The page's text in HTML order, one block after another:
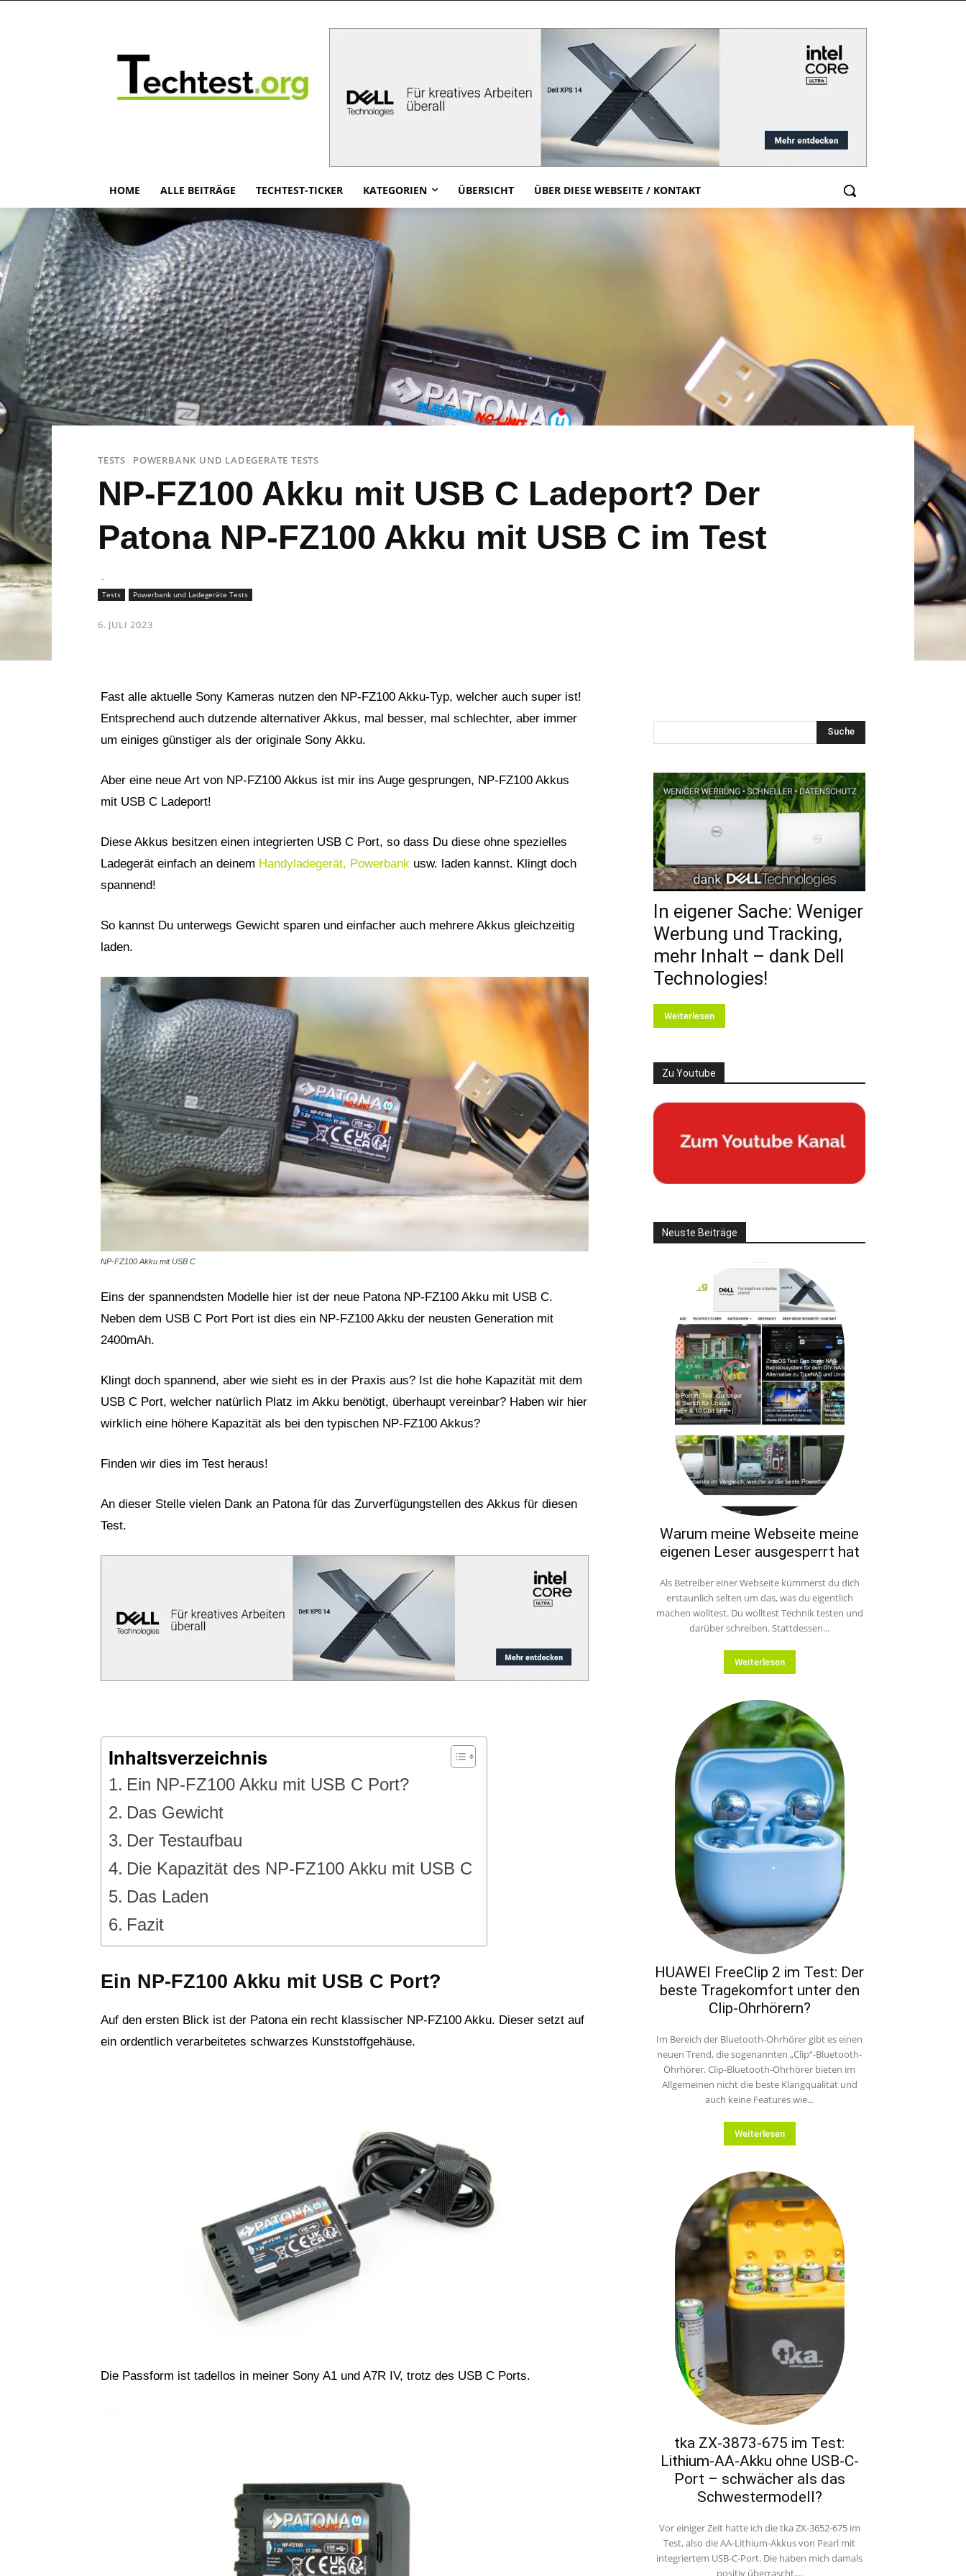
HOME ALLE BEITRÄGE TECHTEST-TICKER KATEGORIEN ÜBERSICHT ÜBER DIESE WEBSEITE / KONTAKT
TESTS POWERBANK UND LADEGERÄTE TESTS
NP-FZ100 Akku mit USB C Ladeport? Der
Patona NP-FZ100 Akku mit USB C im Test
-
Tests
Powerbank und Ladegeräte Tests
6. JULI 2023
Fast alle aktuelle Sony Kameras nutzen den NP-FZ100 Akku-Typ, welcher auch super ist!
Entsprechend auch dutzende alternativer Akkus, mal besser, mal schlechter, aber immer
um einiges günstiger als der originale Sony Akku.
Aber eine neue Art von NP-FZ100 Akkus ist mir ins Auge gesprungen, NP-FZ100 Akkus
mit USB C Ladeport!
Diese Akkus besitzen einen integrierten USB C Port, so dass Du diese ohne spezielles
Ladegerät einfach an deinem Handyladegerät, Powerbank usw. laden kannst. Klingt doch
spannend!
So kannst Du unterwegs Gewicht sparen und einfacher auch mehrere Akkus gleichzeitig
laden.
NP-FZ100 Akku mit USB C
Eins der spannendsten Modelle hier ist der neue Patona NP-FZ100 Akku mit USB C.
Neben dem USB C Port Port ist dies ein NP-FZ100 Akku der neusten Generation mit
2400mAh.
Klingt doch spannend, aber wie sieht es in der Praxis aus? Ist die hohe Kapazität mit dem
USB C Port, welcher natürlich Platz im Akku benötigt, überhaupt vereinbar? Haben wir hier
wirklich eine höhere Kapazität als bei den typischen NP-FZ100 Akkus?
Finden wir dies im Test heraus!
An dieser Stelle vielen Dank an Patona für das Zurverfügungstellen des Akkus für diesen
Test.
Inhaltsverzeichnis
Ein NP-FZ100 Akku mit USB C Port?
Das Gewicht
Der Testaufbau
Die Kapazität des NP-FZ100 Akku mit USB C
Das Laden
Fazit
Ein NP-FZ100 Akku mit USB C Port?
Auf den ersten Blick ist der Patona ein recht klassischer NP-FZ100 Akku. Dieser setzt auf
ein ordentlich verarbeitetes schwarzes Kunststoffgehäuse.
Die Passform ist tadellos in meiner Sony A1 und A7R IV, trotz des USB C Ports.
Suche
In eigener Sache: Weniger
Werbung und Tracking,
mehr Inhalt – dank Dell
Technologies!
Weiterlesen
Zu Youtube
Neuste Beiträge
Warum meine Webseite meine
eigenen Leser ausgesperrt hat
Als Betreiber einer Webseite kümmerst du dich
erstaunlich selten um das, was du eigentlich
machen wolltest. Du wolltest Technik testen und
darüber schreiben. Stattdessen...
Weiterlesen
HUAWEI FreeClip 2 im Test: Der
beste Tragekomfort unter den
Clip-Ohrhörern?
Im Bereich der Bluetooth-Ohrhörer gibt es einen
neuen Trend, die sogenannten „Clip“-Bluetooth-
Ohrhörer. Clip-Bluetooth-Ohrhörer bieten im
Allgemeinen nicht die beste Klangqualität und
auch keine Features wie...
Weiterlesen
tka ZX-3873-675 im Test:
Lithium-AA-Akku ohne USB-C-
Port – schwächer als das
Schwestermodell?
Vor einiger Zeit hatte ich die tka ZX-3652-675 im
Test, also die AA-Lithium-Akkus von Pearl mit
integriertem USB-C-Port. Die haben mich damals
positiv überrascht,...